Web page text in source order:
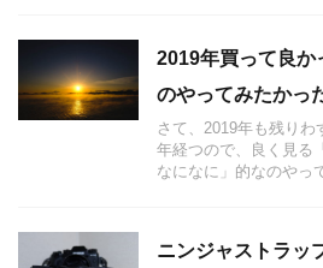
2019年買って良か
のやってみたかっ
さて、2019年も残り
年経つので、良く見る
なになに」的なのやっ
ニンジャストラッ